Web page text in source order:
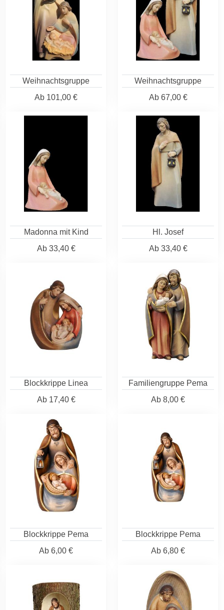
Weihnachtsgruppe
Ab 101,00 €
Weihnachtsgruppe
Ab67,00 €
Madonna mit Kind
Ab33,40 €
Hl. Josef
Ab33,40 €
Blockkrippe Linea
Ab17,40 €
Familiengruppe Pema
Ab 8,00 €
Blockkrippe Pema
Ab 6,00 €
Blockkrippe Pema
Ab 6,80 €